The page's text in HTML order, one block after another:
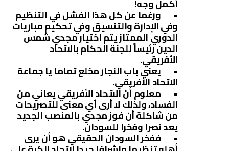
أكمل وجه!
• ورغماً عن كل هذا الفشل في التنظيم
وفي الإدارة والتنسيق وفي تحكيم مباريات
الدوري الممتاز يتم اختيار مجدي شمس
الدين رئيساً للجنة الحكام بالاتحاد
الأفريقي.
• يعني باب النجار مخلع تماماً يا جماعة
الاتحاد الأفريقي.
• معلوم أن الاتحاد الأفريقي يعاني من
الفساد، ولذلك لا أرى أي معنى للتصريحات
من شاكلة أن فوز مجدي بالمنصب الجديد
يعد نصراً وفخراً للسودان.
• ففخر السودان الحقيقي هو أن يرى